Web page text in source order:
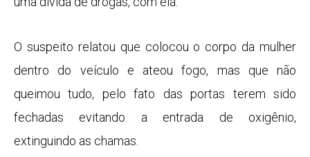
O suspeito relatou que colocou o corpo da mulher
dentro do veículo e ateou fogo, mas que não
queimou tudo, pelo fato das portas terem sido
fechadas evitando a entrada de oxigênio,
extinguindo as chamas.